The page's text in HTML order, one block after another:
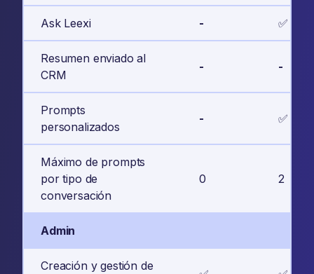
Ask Leexi - ✅
Resumen enviado al
CRM
- -
Prompts
personalizados
- ✅
Máximo de prompts
por tipo de
conversación
0 2
Admin
Creación y gestión de